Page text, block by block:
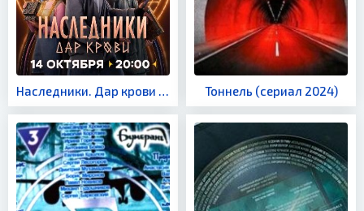
Наследники. Дар крови (сериал 2024) Тоннель (сериал 2024)